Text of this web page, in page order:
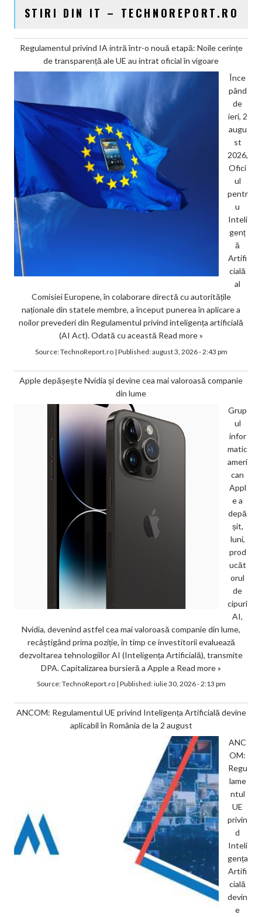
STIRI DIN IT – TECHNOREPORT.RO
Regulamentul privind IA intră într-o nouă etapă: Noile cerințe
de transparență ale UE au intrat oficial în vigoare
Înce
pând
de
ieri, 2
augu
st
2026,
Ofici
ul
pentr
u
Inteli
genț
ă
Artifi
cială
al
Comisiei Europene, în colaborare directă cu autoritățile
naționale din statele membre, a început punerea în aplicare a
noilor prevederi din Regulamentul privind inteligența artificială
(AI Act). Odată cu această Read more »
Source:TechnoReport.ro| Published:august 3, 2026 - 2:43 pm
Apple depășește Nvidia și devine cea mai valoroasă companie
din lume
Grup
ul
infor
matic
ameri
can
Appl
e a
depă
șit,
luni,
prod
ucăt
orul
de
cipuri
AI,
Nvidia, devenind astfel cea mai valoroasă companie din lume,
recâștigând prima poziție, în timp ce investitorii evaluează
dezvoltarea tehnologiilor AI (Inteligența Artificială), transmite
DPA. Capitalizarea bursieră a Apple a Read more »
Source:TechnoReport.ro| Published:iulie 30, 2026 - 2:13 pm
ANCOM: Regulamentul UE privind Inteligența Artificială devine
aplicabil în România de la 2 august
ANC
OM:
Regu
lame
ntul
UE
privin
d
Inteli
gența
Artifi
cială
devin
e